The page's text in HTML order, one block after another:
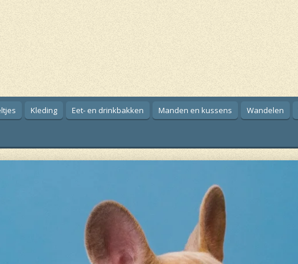
Kleding Eet- en drinkbakken Manden en kussens Wandelen